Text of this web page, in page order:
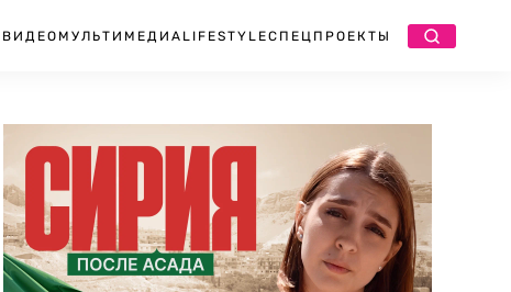
ВИДЕО МУЛЬТИМЕДИА LIFESTYLEСПЕЦПРОЕКТЫ